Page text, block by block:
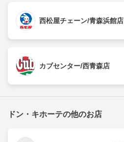
西松屋チェーン/青森浜館店
カブセンター/西青森店
ドン・キホーテの他のお店